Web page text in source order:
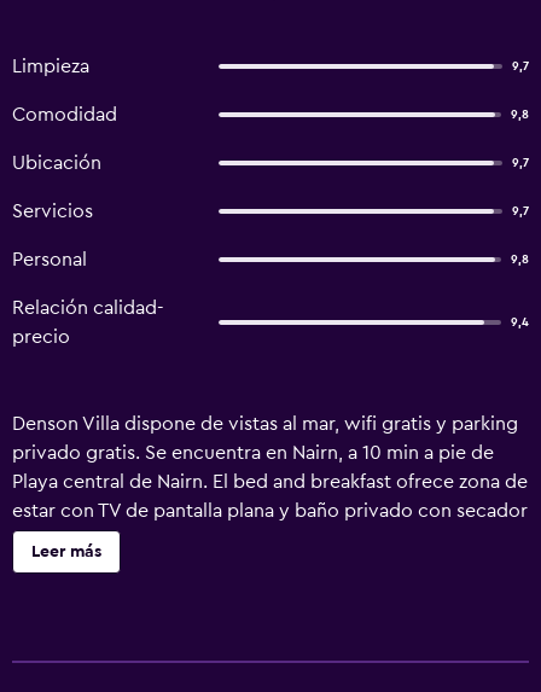
Limpieza 9,7
Comodidad 9,8
Ubicación 9,7
Servicios 9,7
Personal 9,8
Relación calidad-
precio
9,4
Denson Villa dispone de vistas al mar, wifi gratis y parking
privado gratis. Se encuentra en Nairn, a 10 min a pie de
Playa central de Nairn. El bed and breakfast ofrece zona de
estar con TV de pantalla plana y baño privado con secador
de pelo y ducha. Denson Villa ofrece desayuno
continental o vegetariano. Castillo de Inverness está a 27
Leer más